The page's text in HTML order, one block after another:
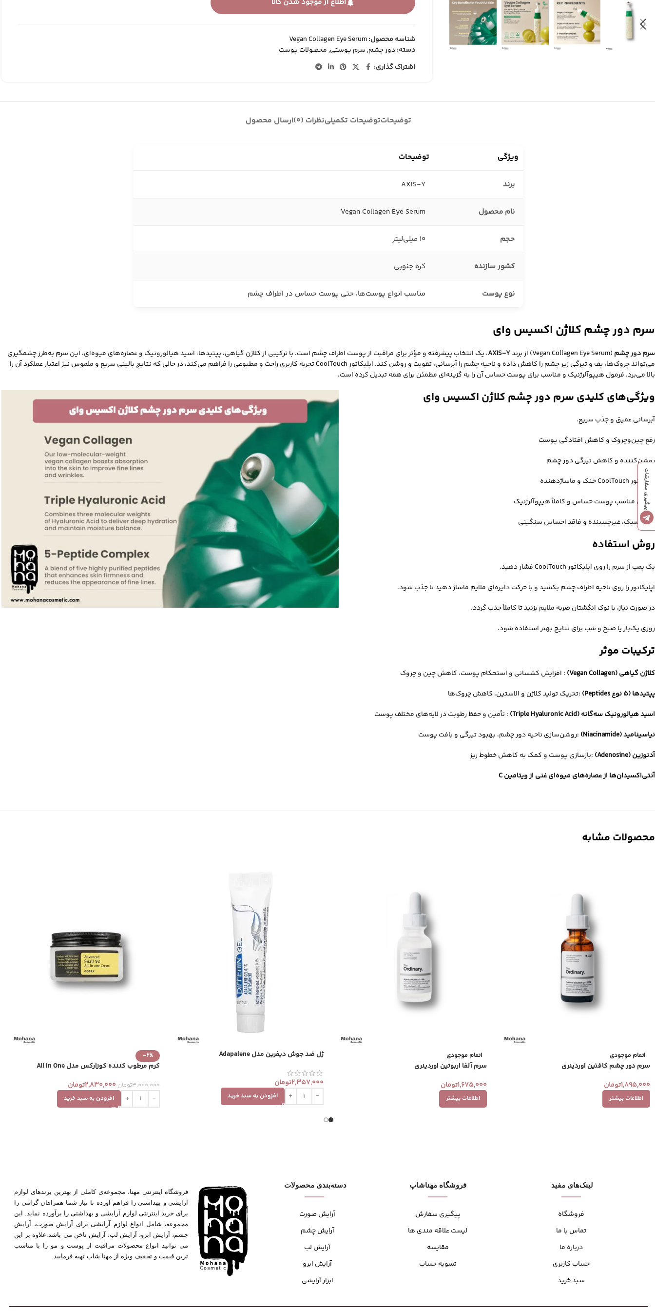
مداد چشم
مداد و سایه ابرو
بالم لب
خط لب
کرم پودر
BB وCC کرم
شناسه محصول:Vegan Collagen Eye Serum
دسته:دور چشم,سرم پوستی,محصولات پوست
اشتراک گذاری:
توضیحاتتوضیحات تکمیلینظرات (0) ارسال محصول
ویژگی توضیحات
برند AXIS-Y
نام محصول Vegan Collagen Eye Serum
حجم 10 میلی‌لیتر
کشور سازنده کره جنوبی
نوع پوست مناسب انواع پوست‌ها، حتی پوست حساس در اطراف چشم
سرم دور چشم کلاژن اکسیس وای
سرم دور چشم (Vegan Collagen Eye Serum) از برند AXIS-Y، یک انتخاب پیشرفته و مؤثر برای مراقبت از پوست اطراف چشم است. با ترکیبی از کلاژن گیاهی، پپتیدها، اسید هیالورونیک و عصاره‌های میوه‌ای، این سرم به‌طرز چشمگیری
می‌تواند چروک‌ها، پف و تیرگی زیر چشم را کاهش داده و ناحیه چشم را آبرسانی، تقویت و روشن کند. اپلیکاتور CoolTouch تجربه کاربری راحت و مطبوعی را فراهم می‌کند، در حالی که نتایج بالینی سریع و ملموس نیز اعتبار عملکرد آن را
بالا می‌برد. فرمول هیپوآلرژنیک و مناسب برای پوست حساس آن را به گزینه‌ای مطمئن برای همه تبدیل کرده است.
ویژگی‌های کلیدی سرم دور چشم کلاژن اکسیس وای
آبرسانی عمیق و جذب سریع.
رفع چین‌وچروک و کاهش افتادگی پوست
روشن‌کننده و کاهش تیرگی دور چشم
اپلیکاتور CoolTouch خنک و ماساژدهنده
فرمول مناسب پوست حساس و کاملاً هیپوآلرژنیک
بافت سبک، غیرچسبنده و فاقد احساس سنگینی
روش استفاده
یک پمپ از سرم را روی اپلیکاتور CoolTouch فشار دهید.
اپلیکاتور را روی ناحیه اطراف چشم بکشید و با حرکت دایره‌ای ملایم ماساژ دهید تا جذب شود.
در صورت نیاز، با نوک انگشتان ضربه ملایم بزنید تا کاملاً جذب گردد.
روزی یک‌بار یا صبح و شب برای نتایج بهتر استفاده شود.
ترکیبات موثر
کلاژن گیاهی (Vegan Collagen)
: افزایش کشسانی و استحکام پوست، کاهش چین و چروک
پپتیدها (۵ نوع Peptides)
:تحریک تولید کلاژن و الاستین، کاهش چروک‌ها
اسید هیالورونیک سه‌گانه (Triple Hyaluronic Acid)
: تأمین و حفظ رطوبت در لایه‌های مختلف پوست
نیاسینامید (Niacinamide)
:روشن‌سازی ناحیه دور چشم، بهبود تیرگی و بافت پوست
آدنوزین (Adenosine)
:بازسازی پوست و کمک به کاهش خطوط ریز
آنتی‌اکسیدان‌ها از عصاره‌های میوه‌ای غنی از ویتامین C
محصولات مشابه
اتمام موجودی
سرم دور چشم کافئین اوردینری
1,895,000تومان
اطلاعات بیشتر
اتمام موجودی
سرم آلفا اربوتین اوردینری
1,675,000تومان
اطلاعات بیشتر
ژل ضد جوش دیفرین مدل Adapalene
2,357,000تومان
افزودن به سبد خرید
-6%
کرم مرطوب کننده کوزارکس مدل All In One
3,000,000تومان 2,830,000تومان
افزودن به سبد خرید
لینک‌های مفید
فروشگاه
تماس با ما
درباره ما
حساب کاربری
سبد خرید
فروشگاه مهنا‌شاپ
پیگیری سفارش
لیست علاقه مندی ها
مقایسه
تسویه حساب
دسته‌بندی محصولات
آرایش صورت
آرایش چشم
آرایش لب
آرایش ابرو
ابزار آرایشی
فروشگاه اینترنتی مهنا، مجموعه‌ی کاملی از بهترین برندهای لوازم
آرایشی و بهداشتی را فراهم آورده تا نیاز شما همراهان گرامی را
برای خرید اینترنتی لوازم آرایشی و بهداشتی را برآورده نماید. این
مجموعه، شامل انواع لوازم آرایشی برای آرایش صورت، آرایش
چشم، آرایش ابرو، آرایش لب، آرایش ناخن می باشد.علاوه بر این
می توانید انواع محصولات مراقبت از پوست و مو را با مناسب
ترین قیمت و تخفیف ویژه از مهنا شاپ تهیه فرمایید.
پیگیری سفارشات